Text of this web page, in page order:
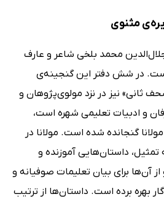
مثنوی
محمد بلخی شاعر و عارف
در شش دفتر این گنجینه‌ی
ثانی» نیز در نزد مولوی‌پژوهان و
و ادبیات تعلیمی شهره است،
مولانا گنجانده شده است. مولانا در
تمثیل، داستان‌هایی آموزنده و
از آن‌ها برای بیان تعلیمات صوفیانه و
بهره برده است. داستان‌ها از ترتیب